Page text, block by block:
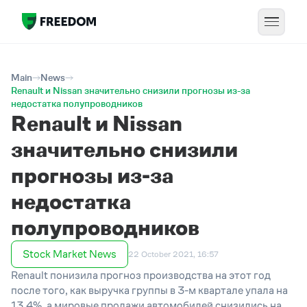
Main
News
Renault и Nissan значительно снизили прогнозы из-за
недостатка полупроводников
Renault и Nissan
значительно снизили
прогнозы из-за
недостатка
полупроводников
Stock Market News 22 October 2021, 16:57
Renault понизила прогноз производства на этот год
после того, как выручка группы в 3-м квартале упала на